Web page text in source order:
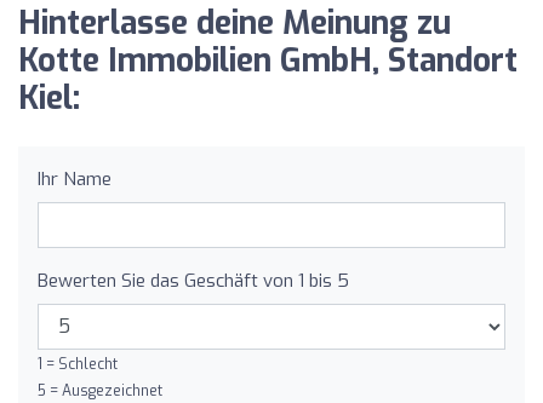
Hinterlasse deine Meinung zu
Kotte Immobilien GmbH, Standort
Kiel:
Ihr Name
Bewerten Sie das Geschäft von 1 bis 5
1 = Schlecht
5 = Ausgezeichnet